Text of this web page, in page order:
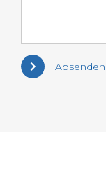
Absenden